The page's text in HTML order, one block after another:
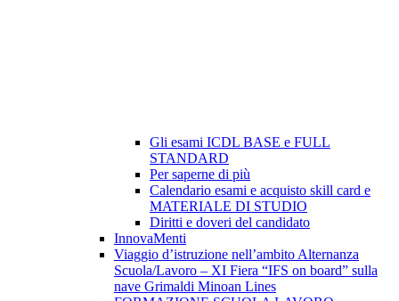
Gli esami ICDL BASE e FULL
STANDARD
Per saperne di più
Calendario esami e acquisto skill card e
MATERIALE DI STUDIO
Diritti e doveri del candidato
InnovaMenti
Viaggio d’istruzione nell’ambito Alternanza
Scuola/Lavoro – XI Fiera “IFS on board” sulla
nave Grimaldi Minoan Lines